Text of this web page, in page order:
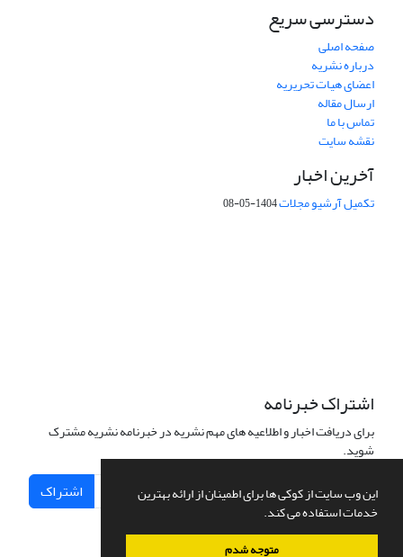
این وب سایت از کوکی ها برای اطمینان از ارائه بهترین
خدمات استفاده می کند.
متوجه شدم
دسترسی سریع
صفحه اصلی
درباره نشریه
اعضای هیات تحریریه
ارسال مقاله
تماس با ما
نقشه سایت
آخرین اخبار
تکمیل آرشیو مجلات1404-05-08
اشتراک خبرنامه
برای دریافت اخبار و اطلاعیه های مهم نشریه در خبرنامه نشریه مشترک
شوید.
اشتراک